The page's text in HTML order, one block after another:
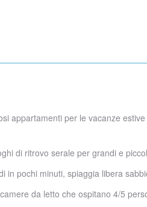
appartamenti per le vacanze
di ritrovo serale per grandi e
pochi minuti, spiaggia libera
da letto che ospitano 4/5